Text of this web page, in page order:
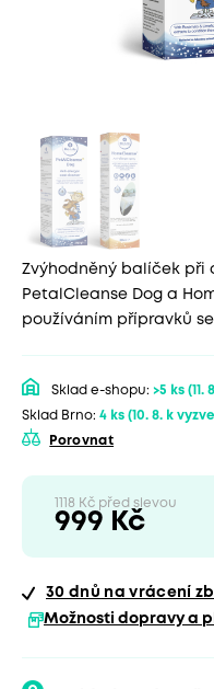
Zvýhodněný balíček při
PetalCleanse Dog a
používáním přípravků
Sklad e-shopu: >5 ks (11.
Sklad Brno: 4 ks (10. 8. k
Porovnat
1118 Kč před slevou
999 Kč
30 dnů na vrácení
Možnosti dopravy a